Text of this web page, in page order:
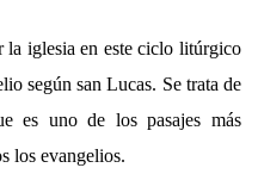
la iglesia en este ciclo litúrgico
según san Lucas. Se trata de
es uno de los pasajes más
los evangelios.